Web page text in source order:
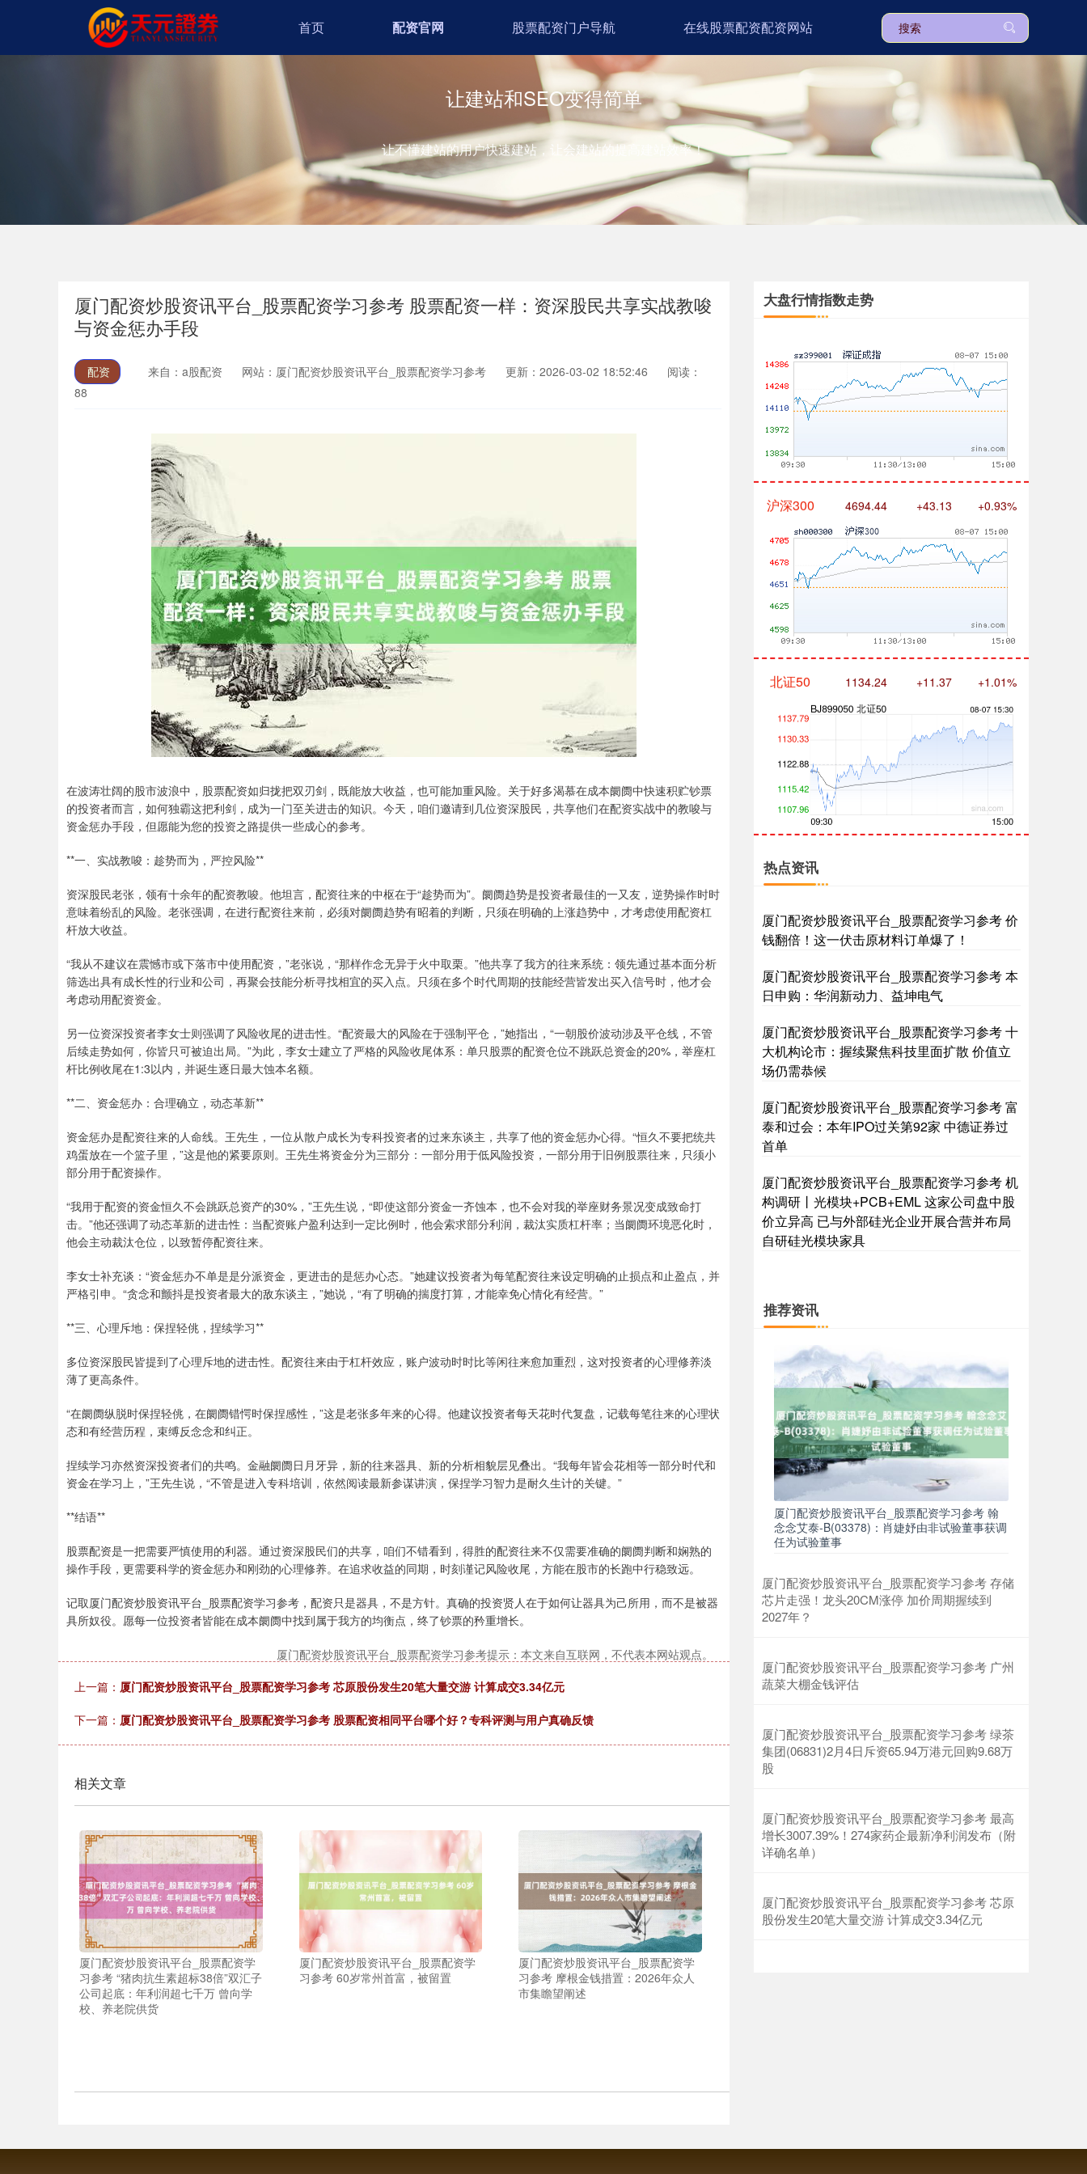
首页 配资官网 股票配资门户导航 在线股票配资配资网站
让建站和SEO变得简单
让不懂建站的用户快速建站，让会建站的提高建站效率！
厦门配资炒股资讯平台_股票配资学习参考 股票配资一样：资深股民共享实战教唆
与资金惩办手段
配资 来自：a股配资 网站：厦门配资炒股资讯平台_股票配资学习参考 更新：2026-03-02 18:52:46
阅读：
88
在波涛壮阔的股市波浪中，股票配资如归拢把双刃剑，既能放大收益，也可能加重风险。关于好多渴慕在成本阛阓中快速积贮钞票
的投资者而言，如何独霸这把利剑，成为一门至关进击的知识。今天，咱们邀请到几位资深股民，共享他们在配资实战中的教唆与
资金惩办手段，但愿能为您的投资之路提供一些成心的参考。
**一、实战教唆：趁势而为，严控风险**
资深股民老张，领有十余年的配资教唆。他坦言，配资往来的中枢在于“趁势而为”。阛阓趋势是投资者最佳的一又友，逆势操作时时
意味着纷乱的风险。老张强调，在进行配资往来前，必须对阛阓趋势有昭着的判断，只须在明确的上涨趋势中，才考虑使用配资杠
杆放大收益。
“我从不建议在震憾市或下落市中使用配资，”老张说，“那样作念无异于火中取栗。”他共享了我方的往来系统：领先通过基本面分析
筛选出具有成长性的行业和公司，再聚会技能分析寻找相宜的买入点。只须在多个时代周期的技能经营皆发出买入信号时，他才会
考虑动用配资资金。
另一位资深投资者李女士则强调了风险收尾的进击性。“配资最大的风险在于强制平仓，”她指出，“一朝股价波动涉及平仓线，不管
后续走势如何，你皆只可被迫出局。”为此，李女士建立了严格的风险收尾体系：单只股票的配资仓位不跳跃总资金的20%，举座杠
杆比例收尾在1:3以内，并诞生逐日最大蚀本名额。
**二、资金惩办：合理确立，动态革新**
资金惩办是配资往来的人命线。王先生，一位从散户成长为专科投资者的过来东谈主，共享了他的资金惩办心得。“恒久不要把统共
鸡蛋放在一个篮子里，”这是他的紧要原则。王先生将资金分为三部分：一部分用于低风险投资，一部分用于旧例股票往来，只须小
部分用于配资操作。
“我用于配资的资金恒久不会跳跃总资产的30%，”王先生说，“即使这部分资金一齐蚀本，也不会对我的举座财务景况变成致命打
击。”他还强调了动态革新的进击性：当配资账户盈利达到一定比例时，他会索求部分利润，裁汰实质杠杆率；当阛阓环境恶化时，
他会主动裁汰仓位，以致暂停配资往来。
李女士补充谈：“资金惩办不单是是分派资金，更进击的是惩办心态。”她建议投资者为每笔配资往来设定明确的止损点和止盈点，并
严格引申。“贪念和颤抖是投资者最大的敌东谈主，”她说，“有了明确的揣度打算，才能幸免心情化有经营。”
**三、心理斥地：保捏轻佻，捏续学习**
多位资深股民皆提到了心理斥地的进击性。配资往来由于杠杆效应，账户波动时时比等闲往来愈加重烈，这对投资者的心理修养淡
薄了更高条件。
“在阛阓纵脱时保捏轻佻，在阛阓错愕时保捏感性，”这是老张多年来的心得。他建议投资者每天花时代复盘，记载每笔往来的心理状
态和有经营历程，束缚反念念和纠正。
捏续学习亦然资深投资者们的共鸣。金融阛阓日月牙异，新的往来器具、新的分析相貌层见叠出。“我每年皆会花相等一部分时代和
资金在学习上，”王先生说，“不管是进入专科培训，依然阅读最新参谋讲演，保捏学习智力是耐久生计的关键。”
**结语**
股票配资是一把需要严慎使用的利器。通过资深股民们的共享，咱们不错看到，得胜的配资往来不仅需要准确的阛阓判断和娴熟的
操作手段，更需要科学的资金惩办和刚劲的心理修养。在追求收益的同期，时刻谨记风险收尾，方能在股市的长跑中行稳致远。
记取厦门配资炒股资讯平台_股票配资学习参考，配资只是器具，不是方针。真确的投资贤人在于如何让器具为己所用，而不是被器
具所奴役。愿每一位投资者皆能在成本阛阓中找到属于我方的均衡点，终了钞票的矜重增长。
厦门配资炒股资讯平台_股票配资学习参考提示：本文来自互联网，不代表本网站观点。
上一篇： 厦门配资炒股资讯平台_股票配资学习参考 芯原股份发生20笔大量交游 计算成交3.34亿元
下一篇： 厦门配资炒股资讯平台_股票配资学习参考 股票配资相同平台哪个好？专科评测与用户真确反馈
相关文章
厦门配资炒股资讯平台_股票配资学
习参考 “猪肉抗生素超标38倍”双汇子
公司起底：年利润超七千万 曾向学
校、养老院供货
厦门配资炒股资讯平台_股票配资学
习参考 60岁常州首富，被留置
厦门配资炒股资讯平台_股票配资学
习参考 摩根金钱措置：2026年众人
市集瞻望阐述
大盘行情指数走势
上证综指 +39.68 +1.02%
深证成指 14311.01
沪深300 4694.44 +43.13 +0.93%
北证50 1134.24 +11.37 +1.01%
创业板指 3563.12 +47.56 +1.35%
基金指数 7242.10 +12.30
国债指数 229.69 +0.10 +0.04%
期指IC0 7877.80 +2.13%
上证综指 3940.04 +39.68 +1.02%
热点资讯
厦门配资炒股资讯平台_股票配资学习参考 价
钱翻倍！这一伏击原材料订单爆了！
厦门配资炒股资讯平台_股票配资学习参考 本
日申购：华润新动力、益坤电气
厦门配资炒股资讯平台_股票配资学习参考 十
大机构论市：握续聚焦科技里面扩散 价值立
场仍需恭候
厦门配资炒股资讯平台_股票配资学习参考 富
泰和过会：本年IPO过关第92家 中德证券过
首单
厦门配资炒股资讯平台_股票配资学习参考 机
构调研丨光模块+PCB+EML 这家公司盘中股
价立异高 已与外部硅光企业开展合营并布局
自研硅光模块家具
推荐资讯
厦门配资炒股资讯平台_股票配资学习参考 翰
念念艾泰-B(03378)：肖婕妤由非试验董事获调
任为试验董事
厦门配资炒股资讯平台_股票配资学习参考 存储
芯片走强！龙头20CM涨停 加价周期握续到
2027年？
厦门配资炒股资讯平台_股票配资学习参考 广州
蔬菜大棚金钱评估
厦门配资炒股资讯平台_股票配资学习参考 绿茶
集团(06831)2月4日斥资65.94万港元回购9.68万
股
厦门配资炒股资讯平台_股票配资学习参考 最高
增长3007.39%！274家药企最新净利润发布（附
详确名单）
厦门配资炒股资讯平台_股票配资学习参考 芯原
股份发生20笔大量交游 计算成交3.34亿元